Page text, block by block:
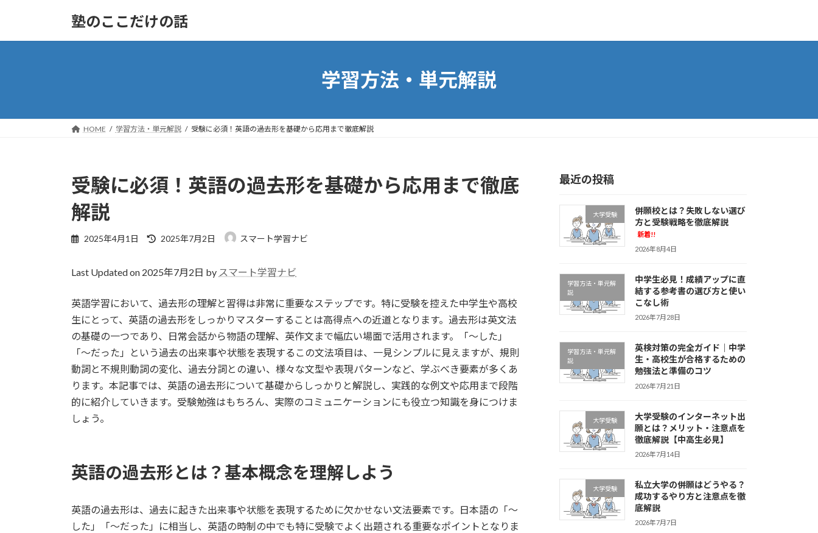
塾のここだけの話
学習方法・単元解説
HOME 学習方法・単元解説 受験に必須！英語の過去形を基礎から応用まで徹底解説
受験に必須！英語の過去形を基礎から応用まで徹底
解説
2025年4月1日
最
新
時
:
2025年7月2日 スマート学習ナビ
Last Updated on 2025年7月2日 by スマート学習ナビ
英語学習において、過去形の理解と習得は非常に重要なステップです。特に受験を控えた中学生や高校
生にとって、英語の過去形をしっかりマスターすることは高得点への近道となります。過去形は英文法
の基礎の一つであり、日常会話から物語の理解、英作文まで幅広い場面で活用されます。「〜した」
「〜だった」という過去の出来事や状態を表現するこの文法項目は、一見シンプルに見えますが、規則
動詞と不規則動詞の変化、過去分詞との違い、様々な文型や表現パターンなど、学ぶべき要素が多くあ
ります。本記事では、英語の過去形について基礎からしっかりと解説し、実践的な例文や応用まで段階
的に紹介していきます。受験勉強はもちろん、実際のコミュニケーションにも役立つ知識を身につけま
しょう。
英語の過去形とは？基本概念を理解しよう
英語の過去形は、過去に起きた出来事や状態を表現するために欠かせない文法要素です。日本語の「〜
した」「〜だった」に相当し、英語の時制の中でも特に受験でよく出題される重要なポイントとなりま
最近の投稿
大学受験
併願校とは？失敗しない選び
方と受験戦略を徹底解説
新着!!
2026年8月4日
学習方法・単元解
説
中学生必見！成績アップに直
結する参考書の選び方と使い
こなし術
2026年7月28日
学習方法・単元解
説
英検対策の完全ガイド｜中学
生・高校生が合格するための
勉強法と準備のコツ
2026年7月21日
大学受験
大学受験のインターネット出
願とは？メリット・注意点を
徹底解説【中高生必見】
2026年7月14日
大学受験
私立大学の併願はどうやる？
成功するやり方と注意点を徹
底解説
2026年7月7日